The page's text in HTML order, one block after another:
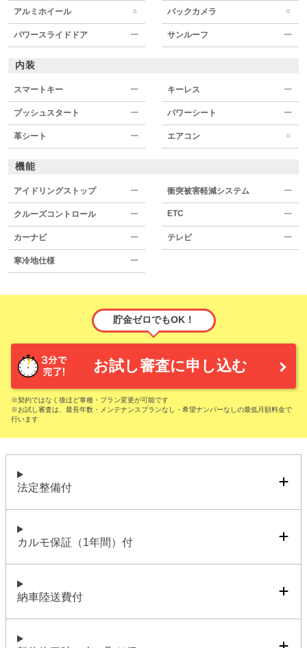
アルミホイール ○ バックカメラ ○
パワースライドドア ー サンルーフ ー
内装
スマートキー ー キーレス ー
プッシュスタート ー パワーシート ー
革シート ー エアコン ○
機能
アイドリングストップ ー 衝突被害軽減システム ー
クルーズコントロール ー ETC ー
カーナビ ー テレビ ー
寒冷地仕様 ー
貯金ゼロでもOK！
お試し審査に申し込む
※契約ではなく後ほど車種・プラン変更が可能です
※お試し審査は、最長年数・メンテナンスプランなし・希望ナンバーなしの最低月額料金で
行います
法定整備付
カルモ保証（1年間）付
納車陸送費付